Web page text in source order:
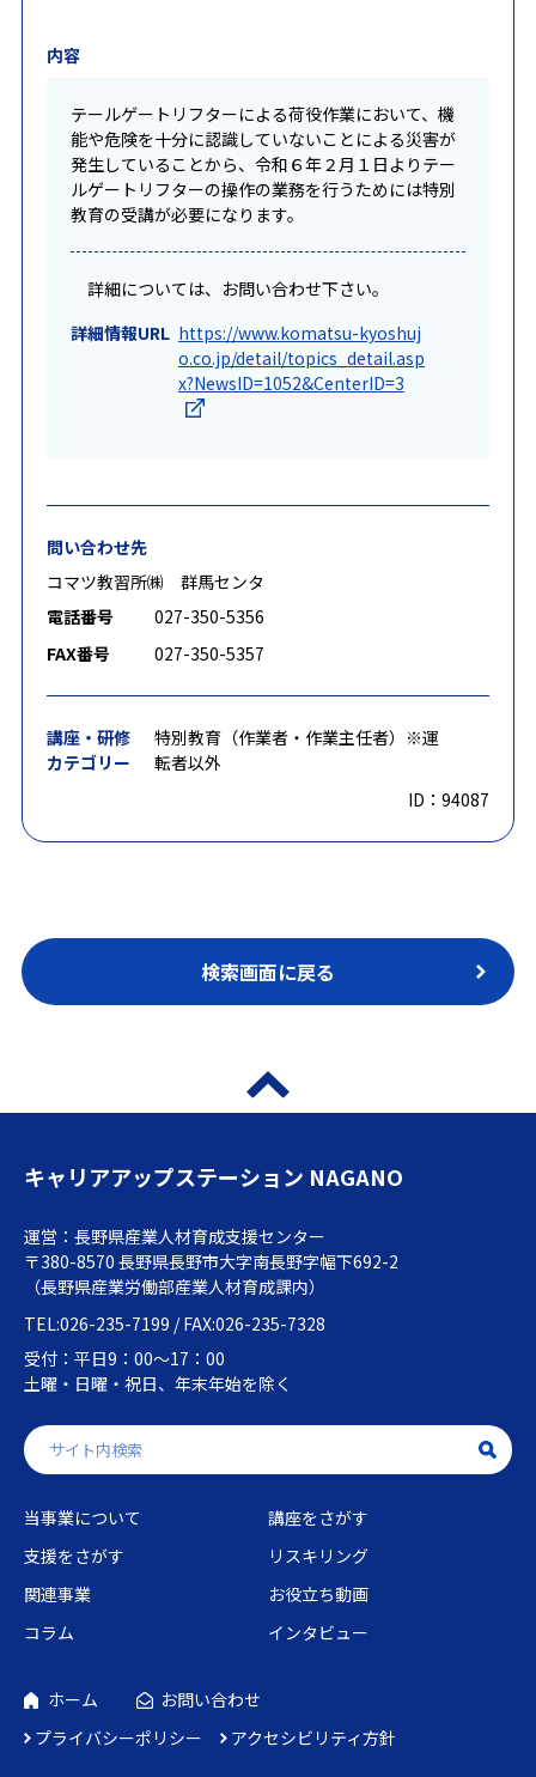
内容
テールゲートリフターによる荷役作業において、機
能や危険を十分に認識していないことによる災害が
発生していることから、令和６年２月１日よりテー
ルゲートリフターの操作の業務を行うためには特別
教育の受講が必要になります。
詳細については、お問い合わせ下さい。
詳細情報URL https://www.komatsu-kyoshuj
o.co.jp/detail/topics_detail.asp
x?NewsID=1052&CenterID=3
問い合わせ先
コマツ教習所㈱ 群馬センタ
電話番号
027-350-5356
FAX番号
027-350-5357
講座・研修
カテゴリー
特別教育（作業者・作業主任者）※運
転者以外
ID：94087
検索画面に戻る
キャリアアップステーション NAGANO
運営：長野県産業人材育成支援センター
〒380-8570 長野県長野市大字南長野字幅下692-2
（長野県産業労働部産業人材育成課内）
TEL:026-235-7199 / FAX:026-235-7328
受付：平日9：00～17：00
土曜・日曜・祝日、年末年始を除く
当事業について
講座をさがす
支援をさがす
リスキリング
関連事業
お役立ち動画
コラム
インタビュー
ホーム
お問い合わせ
プライバシーポリシー
アクセシビリティ方針